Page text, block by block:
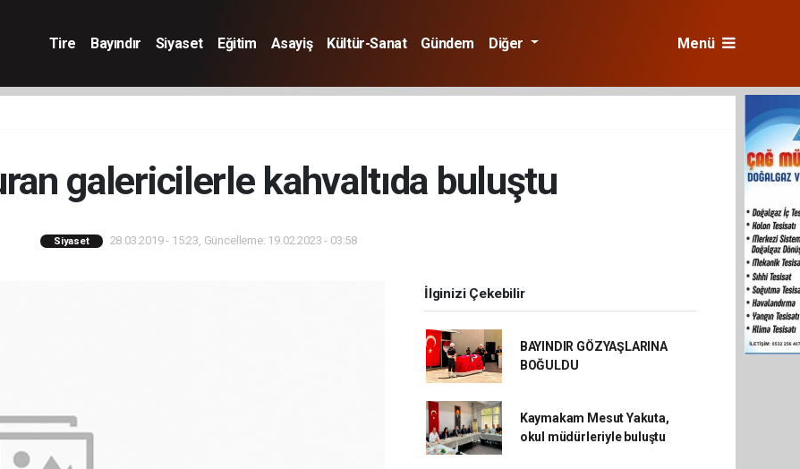
Tire Bayındır Siyaset Eğitim Asayiş Kültür-Sanat Gündem Diğer Menü
galericilerle kahvaltıda buluştu
Siyaset 28.03.2019 - 15:23, Güncelleme: 19.02.2023 - 03:58
İlginizi Çekebilir
BAYINDIR GÖZYAŞLARINA
BOĞULDU
Kaymakam Mesut Yakuta,
okul müdürleriyle buluştu